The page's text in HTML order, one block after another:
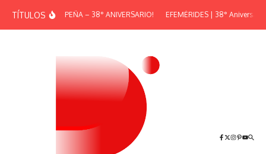
TÍTULOS¡GRAN PEÑA – 38° ANIVERSARIO! EFEMÉRIDES | 38°